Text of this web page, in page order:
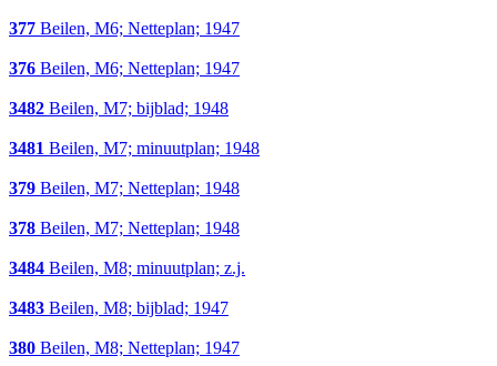
377 Beilen, M6; Netteplan; 1947
376 Beilen, M6; Netteplan; 1947
3482 Beilen, M7; bijblad; 1948
3481 Beilen, M7; minuutplan; 1948
379 Beilen, M7; Netteplan; 1948
378 Beilen, M7; Netteplan; 1948
3484 Beilen, M8; minuutplan; z.j.
3483 Beilen, M8; bijblad; 1947
380 Beilen, M8; Netteplan; 1947